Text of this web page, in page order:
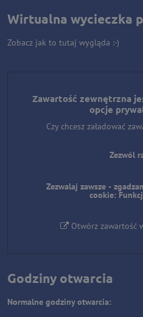
Wirtualna wycieczka
Zobacz jak to tutaj wygląda :-)
Zawartość zewnętrzna
opcje
Czy chcesz załadować
Zezwól
Zezwalaj zawsze -
cookie:
Otwórz zawartość
Godziny otwarcia
Normalne godziny otwarcia: